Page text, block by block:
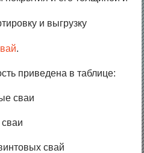
и выгрузку
.
приведена в таблице:
сваи
свай